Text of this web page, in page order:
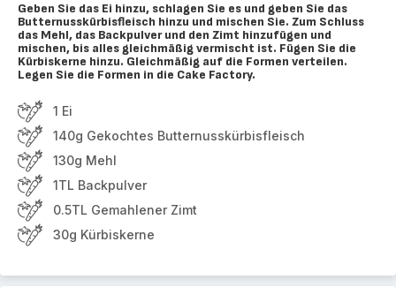
Geben Sie das Ei hinzu, schlagen Sie es und geben Sie das
Butternusskürbisfleisch hinzu und mischen Sie. Zum Schluss
das Mehl, das Backpulver und den Zimt hinzufügen und
mischen, bis alles gleichmäßig vermischt ist. Fügen Sie die
Kürbiskerne hinzu. Gleichmäßig auf die Formen verteilen.
Legen Sie die Formen in die Cake Factory.
1 Ei
140g Gekochtes Butternusskürbisfleisch
130g Mehl
1TL Backpulver
0.5TL Gemahlener Zimt
30g Kürbiskerne